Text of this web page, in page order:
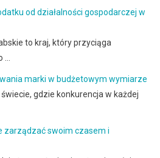
od działalności gospodarczej w
to kraj, który przyciąga
marki w budżetowym wymiarze
gdzie konkurencja w każdej
zarządzać swoim czasem i